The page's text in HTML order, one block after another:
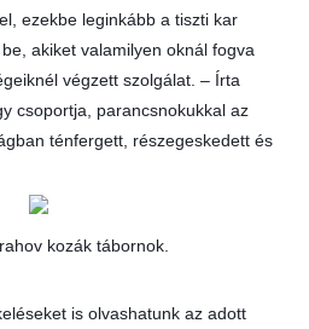
ezekbe leginkább a tiszti kar
akiket valamilyen oknál fogva
végzett szolgálat. – Írta
csoportja, parancsnokukkal az
ténfergett, részegeskedett és
kozák tábornok.
is olvashatunk az adott